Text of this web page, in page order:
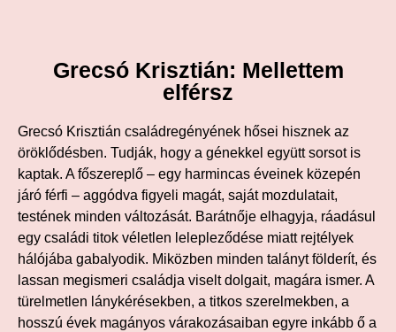
Grecsó Krisztián: Mellettem
elférsz
Grecsó Krisztián családregényének hősei hisznek az
öröklődésben. Tudják, hogy a génekkel együtt sorsot is
kaptak. A főszereplő – egy harmincas éveinek közepén
járó férfi – aggódva figyeli magát, saját mozdulatait,
testének minden változását. Barátnője elhagyja, ráadásul
egy családi titok véletlen lelepleződése miatt rejtélyek
hálójába gabalyodik. Miközben minden talányt földerít, és
lassan megismeri családja viselt dolgait, magára ismer. A
türelmetlen lánykérésekben, a titkos szerelmekben, a
hosszú évek magányos várakozásaiban egyre inkább ő a